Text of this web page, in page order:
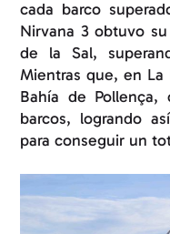
cada barco
Nirvana 3 obtuvo
de la Sal,
Mientras que, en
Bahía de
barcos, logrando
para conseguir un